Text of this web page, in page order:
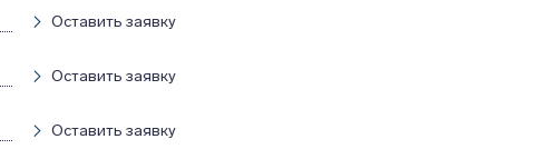
Оставить заявку
Оставить заявку
Оставить заявку